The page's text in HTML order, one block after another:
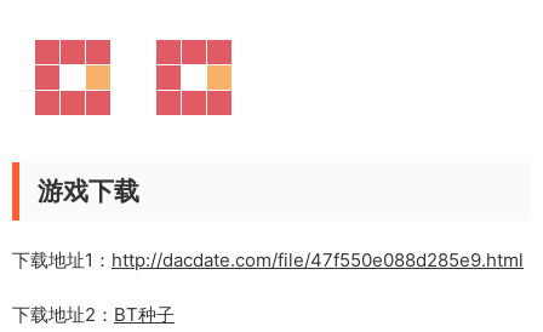
游戏下载
下载地址1： http://dacdate.com/file/47f550e088d285e9.html
下载地址2： BT种子